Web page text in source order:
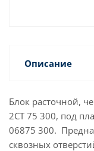
Описание
Блок расточной,
2CT 75 300, под
06875 300.
сквозных